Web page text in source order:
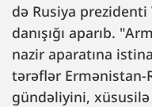
də Rusiya
danışığı aparıb.
nazir aparatına
tərəflər
gündəliyini,